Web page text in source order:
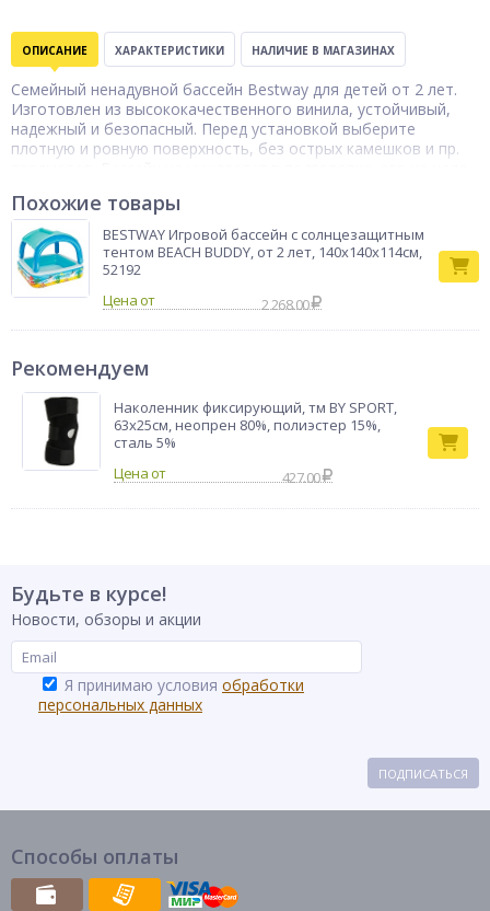
ОПИСАНИЕ ХАРАКТЕРИСТИКИ НАЛИЧИЕ В МАГАЗИНАХ
Семейный ненадувной бассейн Bestway для детей от 2 лет.
Изготовлен из высококачественного винила, устойчивый,
надежный и безопасный. Перед установкой выберите
плотную и ровную поверхность, без острых камешков и пр.
затем залить водой.
Тип товара
Бассейн
надувной
Бренд
Похожие товары
BESTWAY Игровой бассейн с солнцезащитным
тентом BEACH BUDDY, от 2 лет, 140х140х114см,
52192
Цена от
2 268.00
Рекомендуем
Наколенник фиксирующий, тм BY SPORT,
63х25см, неопрен 80%, полиэстер 15%,
сталь 5%
427.00
Будьте в курсе!
Новости, обзоры и акции
Я принимаю условия обработки
персональных данных
ПОДПИСАТЬСЯ
Способы оплаты